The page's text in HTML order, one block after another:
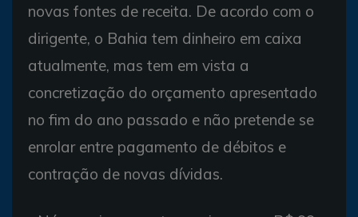
novas fontes de receita. De acordo com o
dirigente, o Bahia tem dinheiro em caixa
atualmente, mas tem em vista a
concretização do orçamento apresentado
no fim do ano passado e não pretende se
enrolar entre pagamento de débitos e
contração de novas dívidas.